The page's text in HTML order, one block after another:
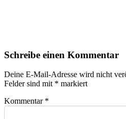
Schreibe einen Kommentar
Deine E-Mail-Adresse wird nicht
Felder sind mit * markiert
Kommentar *